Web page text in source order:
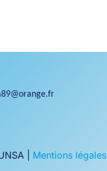
| Mentions légales